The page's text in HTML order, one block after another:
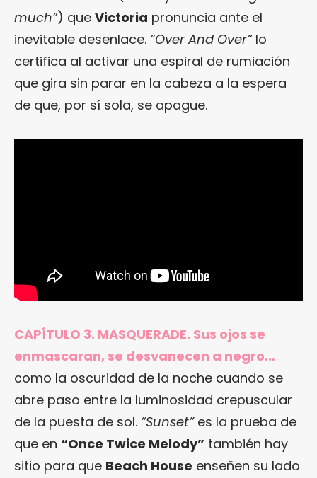
much”) que Victoria pronuncia ante el
inevitable desenlace. “Over And Over”lo
certifica al activar una espiral de rumiación
que gira sin parar en la cabeza a la espera
de que, por sí sola, se apague.
CAPÍTULO 3. MASQUERADE. Sus ojos se
enmascaran, se desvanecen a negro…
como la oscuridad de la noche cuando se
abre paso entre la luminosidad crepuscular
de la puesta de sol. “Sunset”es la prueba de
que en “Once Twice Melody” también hay
sitio para que Beach House enseñen su lado